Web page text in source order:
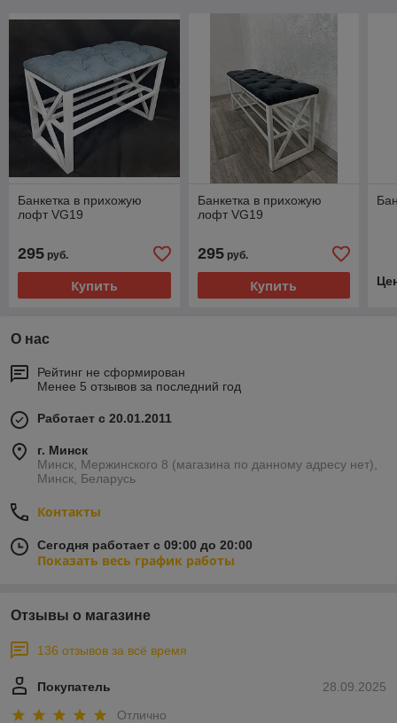
Банкетка в прихожую
лофт VG19
295 руб.
Купить
Банкетка в прихожую
лофт VG19
295руб.
Купить
О нас
Рейтинг не сформирован
Менее 5 отзывов за последний год
Работает с 20.01.2011
г. Минск
Минск, Мержинского 8 (магазина по данному адресу нет),
Минск, Беларусь
Контакты
Сегодня работает с 09:00 до 20:00
Показать весь график работы
Отзывы о магазине
136 отзывов за всё время
28.09.2025
Покупатель
Отлично